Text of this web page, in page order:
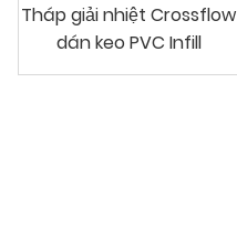
Tháp giải nhiệt Crossflow
dán keo PVC Infill